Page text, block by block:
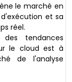
le marché en
et sa
réel.
des tendances
le cloud est à
de l'analyse